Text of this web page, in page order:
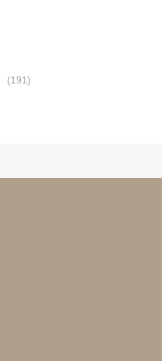
(191)